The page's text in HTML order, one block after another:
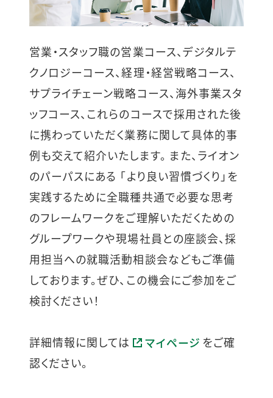
営業・スタッフ職の営業コース、デジタルテ
クノロジーコース、経理・経営戦略コース、
サプライチェーン戦略コース、海外事業スタ
ッフコース、これらのコースで採用された後
に携わっていただく業務に関して具体的事
例も交えて紹介いたします。 また、ライオン
のパーパスにある 「より良い習慣づくり」を
実践するために全職種共通で必要な思考
のフレームワークをご理解いただくための
グループワークや現場社員との座談会、採
用担当への就職活動相談会などもご準備
しております。ぜひ、この機会にご参加をご
検討ください！
詳細情報に関しては マイページ をご確
認ください。